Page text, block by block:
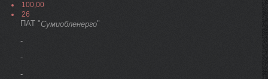
100,00
26
ПАТ "Сумиобленерго"
-
-
-